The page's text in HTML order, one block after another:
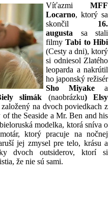
Víťazmi MFF
Locarno, ktorý sa
skončil 16.
augusta sa stali
filmyTabi to Hibi
(Cesty a dni), ktorý
si odniesol Zlatého
leoparda a nakrútil
ho japonský režisér
Sho
Miyake a
slimák (naobrázku) Elsy
na dvoch poviedkach z
the Seaside a Mr. Ben and his
modelka, ktorá sníva o
ktorý pracuje na nočnej
jej zmysel pre telo, krásu a
dvoch outsiderov, ktorí si
že nie sú sami.